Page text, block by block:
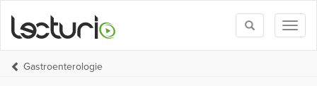
Toggle
search
Gastroenterologie